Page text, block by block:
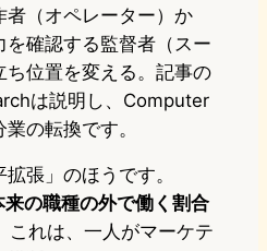
者（オペレーター）か
を確認する監督者（スー
位置を変える。記事の
は説明し、Computer
の転換です。
張」のほうです。
の職種の外で働く割合
これは、一人がマーケテ